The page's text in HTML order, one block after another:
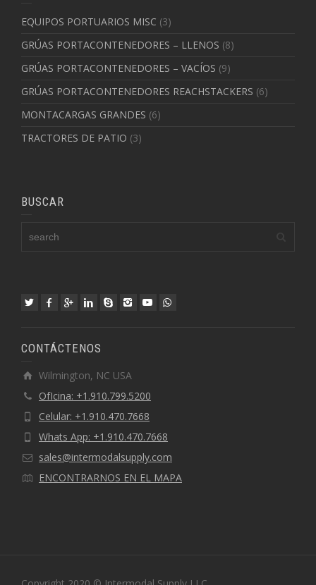
EQUIPOS PORTUARIOS MISC (3)
GRÚAS PORTACONTENEDORES – LLENOS (8)
GRÚAS PORTACONTENEDORES – VACÍOS (9)
GRÚAS PORTACONTENEDORES REACHSTACKERS (6)
MONTACARGAS GRANDES (6)
TRACTORES DE PATIO (3)
BUSCAR
CONTÁCTENOS
Wilmington, NC USA
OfIcina: +1.910.799.5200
Celular: +1.910.470.7668
Whats App: +1.910.470.7668
sales@intermodalsupply.com
ENCONTRARNOS EN EL MAPA